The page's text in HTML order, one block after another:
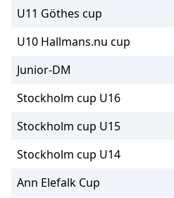
U11 Göthes cup
U10 Hallmans.nu cup
Junior-DM
Stockholm cup U16
Stockholm cup U15
Stockholm cup U14
Ann Elefalk Cup